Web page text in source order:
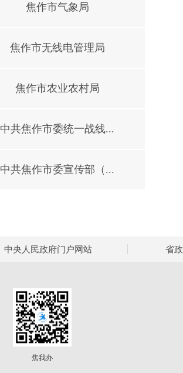
焦作市气象局
焦作市无线电管理局
焦作市农业农村局
中共焦作市委统一战线...
中共焦作市委宣传部（...
中央人民政府门户网站 省
焦我办